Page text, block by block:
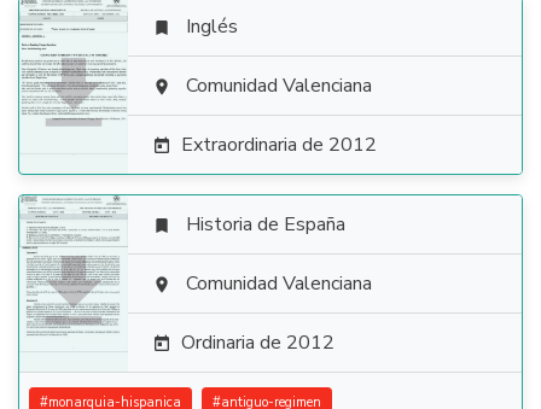

 Inglés
 Comunidad Valenciana
 Extraordinaria de 2012

 Historia de España
 Comunidad Valenciana
 Ordinaria de 2012
#monarquia-hispanica #antiguo-regimen